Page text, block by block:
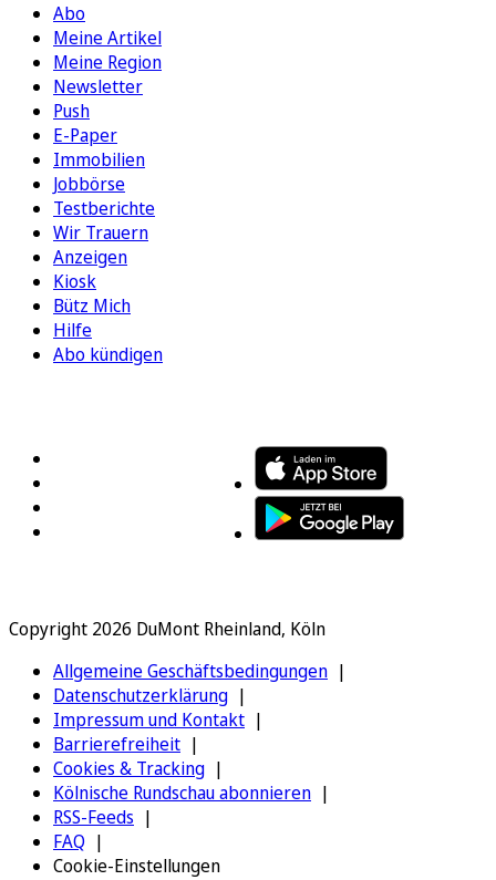
Abo
Meine Artikel
Meine Region
Newsletter
Push
E-Paper
Immobilien
Jobbörse
Testberichte
Wir Trauern
Anzeigen
Kiosk
Bütz Mich
Hilfe
Abo kündigen
Copyright 2026 DuMont Rheinland, Köln
Allgemeine Geschäftsbedingungen
Datenschutzerklärung
Impressum und Kontakt
Barrierefreiheit
Cookies & Tracking
Kölnische Rundschau abonnieren
RSS-Feeds
FAQ
Cookie-Einstellungen